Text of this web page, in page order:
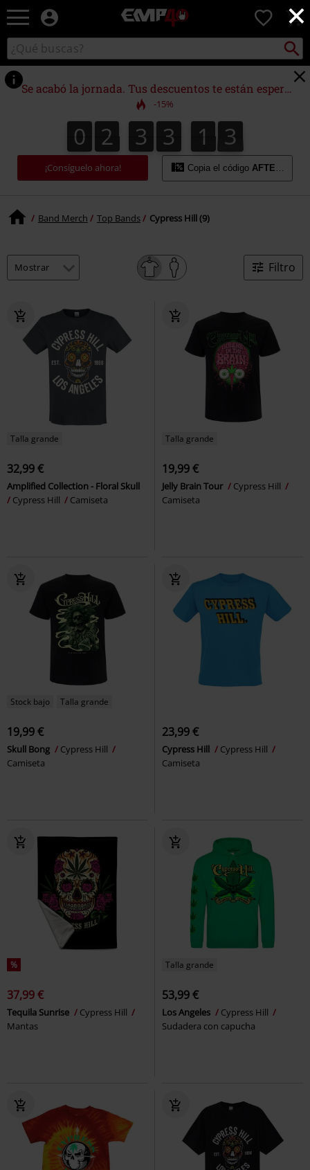
×
EMP
Música,
TV
&
Gaming
Merch
-
Ropa
Alternativa
0
Buscar
en
el
catálogo
Buscar
Se acabó la jornada. Tus descuentos te están esperando.
-15%
0
0 2
2 3
3 3
3 1
1 2
3
2
4
3
¡Consíguelo ahora! Copia el código AFTERWORK
Band Merch Top Bands Cypress Hill (9)
Filtro
Talla grande
32,99 €
Amplified Collection - Floral Skull
Cypress Hill
Camiseta
Talla grande
19,99 €
Jelly Brain Tour
Cypress Hill
Camiseta
Stock bajo Talla grande
19,99 €
Skull Bong
Cypress Hill
Camiseta
23,99 €
Cypress Hill
Cypress Hill
Camiseta
%
37,99 €
Tequila Sunrise
Cypress Hill
Mantas
Talla grande
53,99 €
Los Angeles
Cypress Hill
Sudadera con capucha